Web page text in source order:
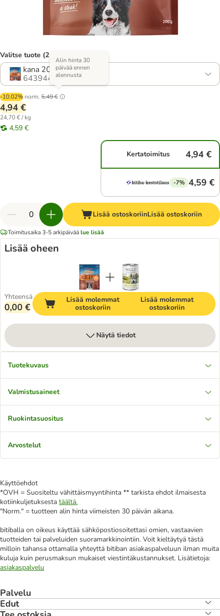
Valitse tuote (2 vaihtoehtoa)
kana 200 g
643944.5
-10.02% norm. 5,49 €
Alin hinta 30
päivää ennen
alennusta
4,94 €
24,70 € / kg
4,59 €
Kertatoimitus 4,94 €
-7% 4,59 €
Lisää ostoskoriinLisää ostoskoriin
Toimitusaika 3-5 arkipäiväälue lisää
Lisää oheen
Yhteensä
0,00 €
Lisää molemmat
ostoskoriin
Lisää molemmat
ostoskoriin
Näytä tiedot
Tuotekuvaus
Valmistusaineet
Ruokintasuositus
Arvostelut
Käyttöehdot
*OVH = Suositeltu vähittäismyyntihinta ** tarkista ehdot ilmaisesta
kotiinkuljetuksesta täältä.
"Norm." = tuotteen alin hinta viimeisten 30 päivän aikana.
bitiballa on oikeus käyttää sähköpostiosoitettasi omien, vastaavien
tuotteiden tai palveluiden suoramarkkinointiin. Voit kieltäytyä tästä
milloin tahansa ottamalla yhteyttä bitiban asiakaspalveluun ilman muita
kuluja kuin perusmaksun mukaiset viestintäkustannukset. Lisätietoja:
asiakaspalvelu
Palvelu
Edut